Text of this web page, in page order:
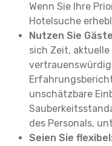
Wenn Sie Ihre
Hotelsuche
Nutzen Sie
sich Zeit,
unschätzbare
des Personals,
Seien Sie flexibel: